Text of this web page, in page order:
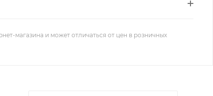
магазина и может отличаться от цен в розничных